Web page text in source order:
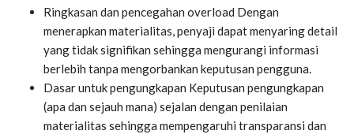
Ringkasan dan pencegahan overload Dengan
menerapkan materialitas, penyaji dapat menyaring detail
yang tidak signifikan sehingga mengurangi informasi
berlebih tanpa mengorbankan keputusan pengguna.
Dasar untuk pengungkapan Keputusan pengungkapan
(apa dan sejauh mana) sejalan dengan penilaian
materialitas sehingga mempengaruhi transparansi dan